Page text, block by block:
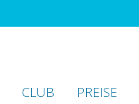
CLUB PREISE